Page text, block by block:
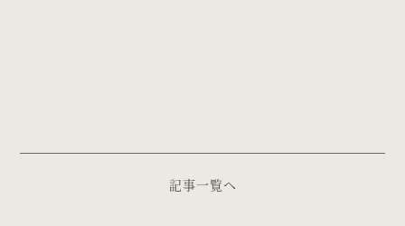
記事一覧へ